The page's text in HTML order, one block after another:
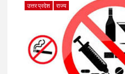
उत्तर प्रदेश राज्य